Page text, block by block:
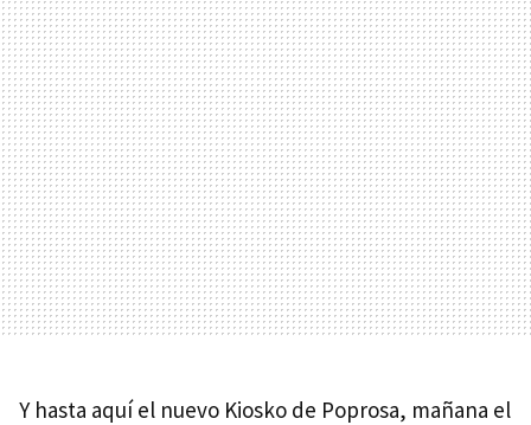
Y hasta aquí el nuevo Kiosko de Poprosa, mañana el